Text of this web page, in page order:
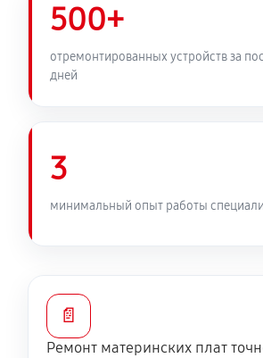
500+
отремонтированных устройств за
дней
3
минимальный опыт работы
📄
Ремонт материнских плат